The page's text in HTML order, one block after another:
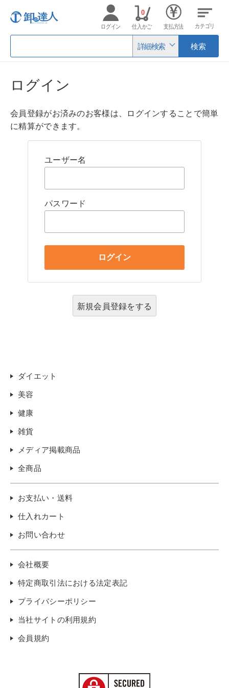
詳細検索 検索
ログイン 仕入かご
0
支払方法 カテゴリ
ログイン
会員登録がお済みのお客様は、ログインすることで簡単
に精算ができます。
ユーザー名
パスワード
新規会員登録をする
ダイエット
美容
健康
雑貨
メディア掲載商品
全商品
お支払い・送料
仕入れカート
お問い合わせ
会社概要
特定商取引法における法定表記
プライバシーポリシー
当社サイトの利用規約
会員規約